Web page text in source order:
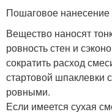
Пошаговое
Вещество наносят
ровность стен и
сократить расход
стартовой шпаклевки
ровными.
Если имеется сухая